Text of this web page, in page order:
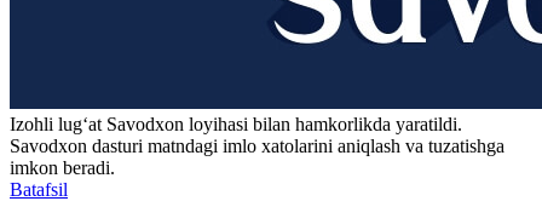
Izohli lugʻat Savodxon loyihasi bilan hamkorlikda yaratildi.
Savodxon dasturi matndagi imlo xatolarini aniqlash va tuzatishga
imkon beradi.
Batafsil